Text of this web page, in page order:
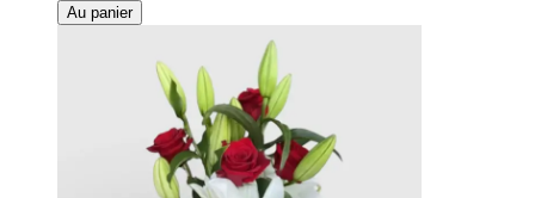
Au panier